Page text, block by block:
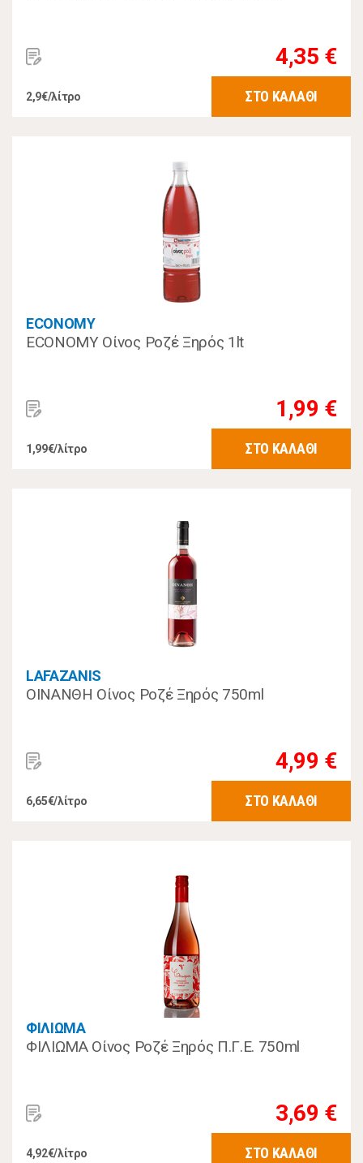
4,35 €
2,9€/λίτρο ΣΤΟ ΚΑΛΑΘΙ
ECONOMY
ECONOMY Οίνος Ροζέ Ξηρός 1lt
1,99 €
1,99€/λίτρο ΣΤΟ ΚΑΛΑΘΙ
LAFAZANIS
ΟΙΝΑΝΘΗ Οίνος Ροζέ Ξηρός 750ml
4,99 €
6,65€/λίτρο ΣΤΟ ΚΑΛΑΘΙ
ΦΙΛΙΩΜΑ
ΦΙΛΙΩΜΑ Οίνος Ροζέ Ξηρός Π.Γ.Ε. 750ml
3,69 €
4,92€/λίτρο ΣΤΟ ΚΑΛΑΘΙ